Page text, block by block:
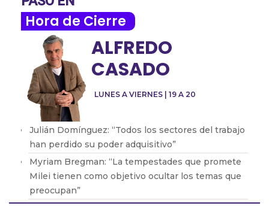
Hora de Cierre
LUNES A VIERNES | 19 A 20
ALFREDO
CASADO
Julián Domínguez: “Todos los sectores del trabajo
han perdido su poder adquisitivo”
Myriam Bregman: “La tempestades que promete
Milei tienen como objetivo ocultar los temas que
preocupan”